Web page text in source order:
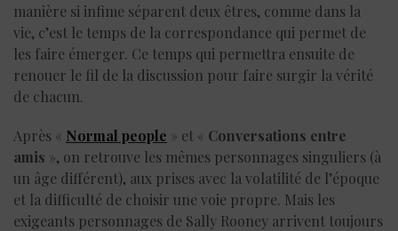
manière si infime séparent deux êtres, comme dans la
vie, c’est le temps de la correspondance qui permet de
les faire émerger. Ce temps qui permettra ensuite de
renouer le fil de la discussion pour faire surgir la vérité
de chacun.
Après « Normal people » et « Conversations entre
amis », on retrouve les mêmes personnages singuliers (à
un âge différent), aux prises avec la volatilité de l’époque
et la difficulté de choisir une voie propre. Mais les
exigeants personnages de Sally Rooney arrivent toujours